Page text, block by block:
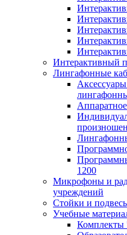
Интерактивный
Лингафонные
1200
Микрофоны и
учреждений
Стойки и
Учебные
Комплекты